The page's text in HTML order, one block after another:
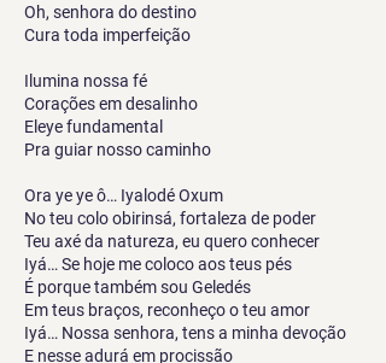
Oh, senhora do destino
Cura toda imperfeição
Ilumina nossa fé
Corações em desalinho
Eleye fundamental
Pra guiar nosso caminho
Ora ye ye ô… Iyalodé Oxum
No teu colo obirinsá, fortaleza de poder
Teu axé da natureza, eu quero conhecer
Iyá… Se hoje me coloco aos teus pés
É porque também sou Geledés
Em teus braços, reconheço o teu amor
Iyá… Nossa senhora, tens a minha devoção
E nesse adurá em procissão